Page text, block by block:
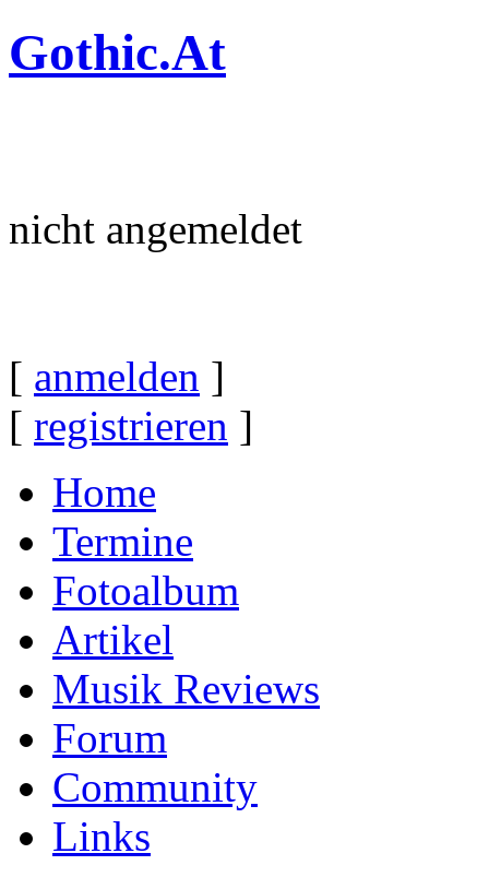
Gothic.At
nicht angemeldet
[ anmelden ]
[ registrieren ]
Home
Termine
Fotoalbum
Artikel
Musik Reviews
Forum
Community
Links